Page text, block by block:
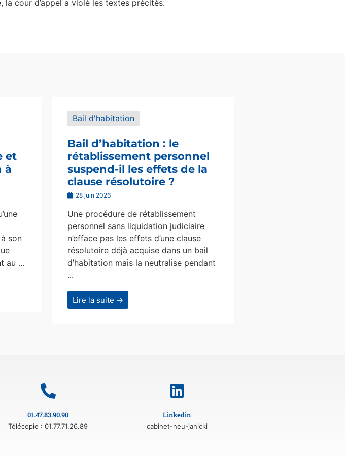
cour d’appel a violé les textes précités.
et
à
son
au ...
Bail d'habitation
Bail d’habitation : le
rétablissement personnel
suspend-il les effets de la
clause résolutoire ?
28 juin 2026
Une procédure de rétablissement
personnel sans liquidation judiciaire
n’efface pas les effets d’une clause
résolutoire déjà acquise dans un bail
d’habitation mais la neutralise pendant
...
Lire la suite →
01.47.83.90.90
Télécopie : 01.77.71.26.89
Linkedin
cabinet-neu-janicki